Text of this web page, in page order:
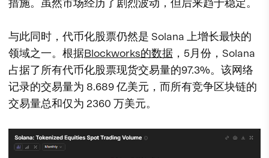
措施。虽然市场经历了剧烈波动，但后来趋于稳定。
与此同时，代币化股票仍然是 Solana 上增长最快的
领域之一。根据Blockworks的数据 ，5月份，Solana
占据了所有代币化股票现货交易量的97.3%。该网络
记录的交易量为 8.689 亿美元，而所有竞争区块链的
交易量总和仅为 2360 万美元。